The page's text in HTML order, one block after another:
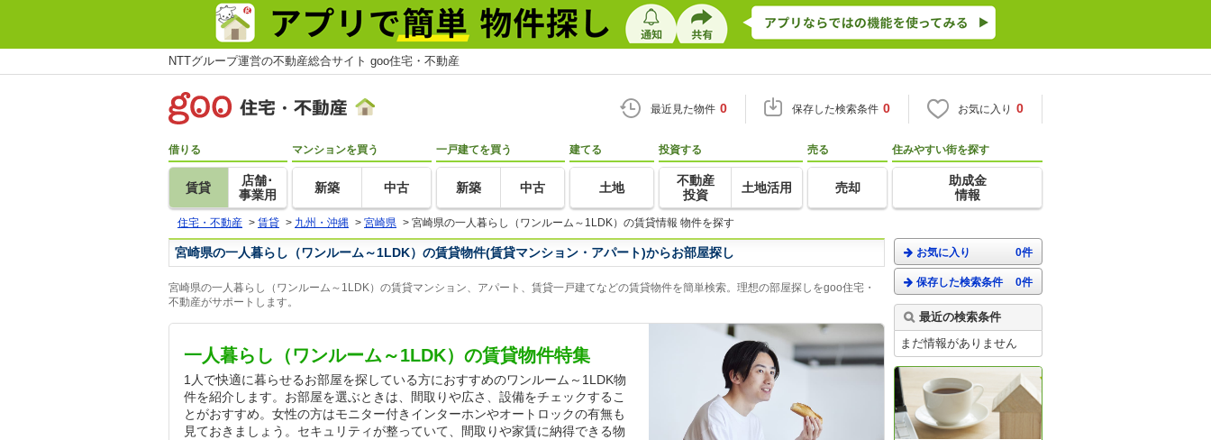
NTTグループ運営の不動産総合サイト goo住宅・不動産
最近見た物件 0 保存した検索条件 0 お気に入り 0
借りる
賃貸
店舗･
事業用
マンションを買う
新築 中古
一戸建てを買う
新築 中古
建てる
土地
投資する
不動産
投資
土地活用
売る
売却
住みやすい街を探す
助成金
情報
住宅・不動産 > 賃貸 > 九州・沖縄 > 宮崎県 > 宮崎県の一人暮らし（ワンルーム～1LDK）の賃貸情報 物件を探す
宮崎県の一人暮らし（ワンルーム～1LDK）の賃貸物件(賃貸マンション・アパート)からお部屋探し
宮崎県の一人暮らし（ワンルーム～1LDK）の賃貸マンション、アパート、賃貸一戸建てなどの賃貸物件を簡単検索。理想の部屋探しをgoo住宅・
不動産がサポートします。
一人暮らし（ワンルーム～1LDK）の賃貸物件特集
1人で快適に暮らせるお部屋を探している方におすすめのワンルーム～1LDK物
件を紹介します。お部屋を選ぶときは、間取りや広さ、設備をチェックするこ
とがおすすめ。女性の方はモニター付きインターホンやオートロックの有無も
見ておきましょう。セキュリティが整っていて、間取りや家賃に納得できる物
お気に入り 0件
保存した検索条件 0件
最近の検索条件
まだ情報がありません